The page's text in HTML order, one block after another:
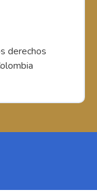
derechos